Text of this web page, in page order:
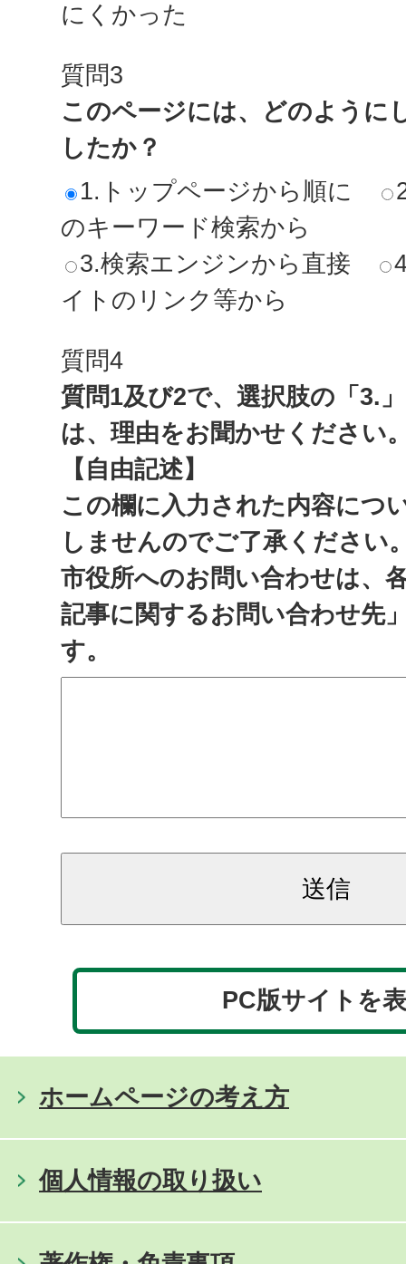
にくかった
質問3
このページには、どのように
したか？
1.トップページから順に
のキーワード検索から
3.検索エンジンから直接
イトのリンク等から
質問4
質問1及び2で、選択肢の「3.
は、理由をお聞かせください
【自由記述】
この欄に入力された内容につ
しませんのでご了承ください
市役所へのお問い合わせは、
記事に関するお問い合わせ先
す。
PC版サイトを
ホームページの考え方
個人情報の取り扱い